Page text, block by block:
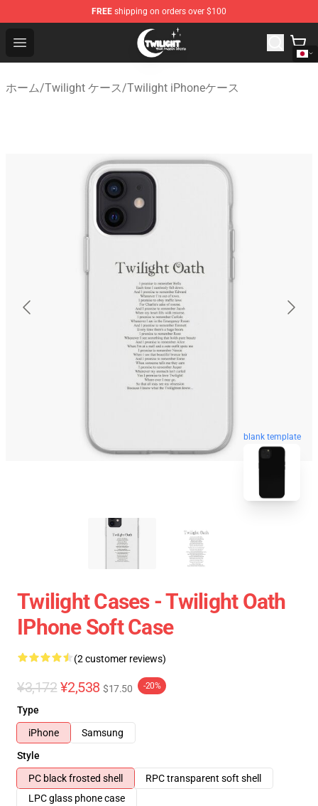
FREE shipping on orders over $100
Open menu
Twilight Store - Official Twilight Merchandise Shop
ホーム/Twilight ケース/Twilight iPhoneケース
blank template
Twilight Cases - Twilight Oath
IPhone Soft Case
(2 customer reviews)
¥3,172 ¥2,538 $17.50 -20%
Type
iPhone
Samsung
Style
PC black frosted shell
RPC transparent soft shell
LPC glass phone case